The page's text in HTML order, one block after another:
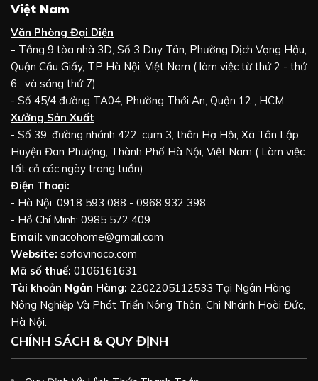
Việt Nam
Văn Phòng Đại Diện
- Tầng 9 tòa nhà 3D, Số 3 Duy Tân, Phường Dịch Vọng Hậu,
Quận Cầu Giấy, TP Hà Nội, Việt Nam ( làm việc từ thứ 2 - thứ
6 , và sáng thứ 7)
- Số 45/4 đường TA04, Phường Thới An, Quận 12 , HCM
Xưởng Sản Xuất
- Số 39, đường nhánh 422, cụm 3, thôn Hạ Hội, Xã Tân Lập,
Huyện Đan Phượng, Thành Phố Hà Nội, Việt Nam ( Làm việc
tất cả các ngày trong tuần)
Điện Thoại:
- Hà Nội: 0918 593 088 - 0968 932 398
- Hồ Chí Minh: 0985 572 409
Email: vinacohome@gmail.com
Website: sofavinaco.com
Mã số thuế: 0106161631
Tài khoản Ngân Hàng: 2202205112533 Tại Ngân Hàng
Nông Nghiệp Và Phát Triển Nông Thôn, Chi Nhánh Hoài Đức,
Hà Nội.
CHÍNH SÁCH & QUY ĐỊNH